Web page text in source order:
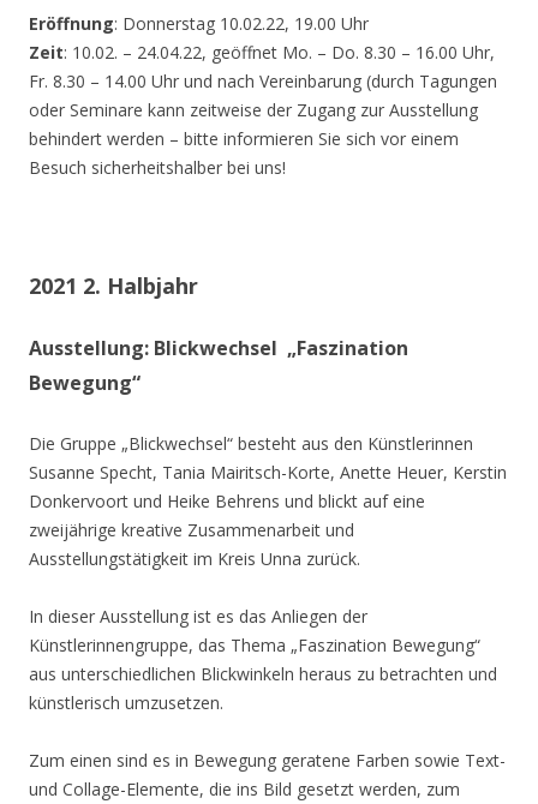
Eröffnung: Donnerstag 10.02.22, 19.00 Uhr
Zeit: 10.02. – 24.04.22, geöffnet Mo. – Do. 8.30 – 16.00 Uhr,
Fr. 8.30 – 14.00 Uhr und nach Vereinbarung (durch Tagungen
oder Seminare kann zeitweise der Zugang zur Ausstellung
behindert werden – bitte informieren Sie sich vor einem
Besuch sicherheitshalber bei uns!
2021 2. Halbjahr
Ausstellung: Blickwechsel „Faszination
Bewegung“
Die Gruppe „Blickwechsel“ besteht aus den Künstlerinnen
Susanne Specht, Tania Mairitsch-Korte, Anette Heuer, Kerstin
Donkervoort und Heike Behrens und blickt auf eine
zweijährige kreative Zusammenarbeit und
Ausstellungstätigkeit im Kreis Unna zurück.
In dieser Ausstellung ist es das Anliegen der
Künstlerinnengruppe, das Thema „Faszination Bewegung“
aus unterschiedlichen Blickwinkeln heraus zu betrachten und
künstlerisch umzusetzen.
Zum einen sind es in Bewegung geratene Farben sowie Text-
und Collage-Elemente, die ins Bild gesetzt werden, zum